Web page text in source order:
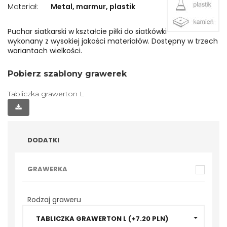
Puchary sporty walki
Puchary badminton
Puchary szachy
Puchary muzyka
Puchary gołębiarstwo
Puchary bilard
Puchary karty-brydż
łucznictwo
Puchary kręgle
Puchary unihokej
Materiał:
Metal, marmur, plastik
Puchar siatkarski w kształcie piłki do siatkówki
wykonany z wysokiej jakości materiałów. Dostępny w trzech
wariantach wielkości.
Pobierz szablony grawerek
Tabliczka grawerton L
DODATKI
GRAWERKA
Rodzaj graweru
TABLICZKA GRAWERTON L (+7.20 PLN)